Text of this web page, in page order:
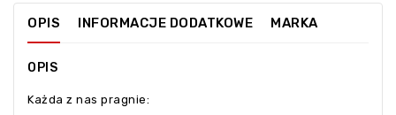
OPIS INFORMACJE DODATKOWE MARKA
OPIS
Każda z nas pragnie: